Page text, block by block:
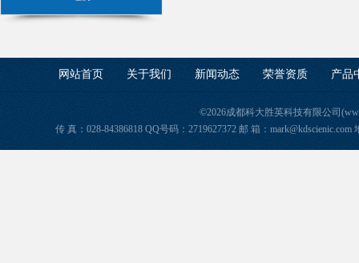
网站首页 关于我们 新闻动态 荣誉资质 产品
©2026成都科大胜英科技有限公司
传 真：028-84386818 QQ号码：2719627372 邮 箱：